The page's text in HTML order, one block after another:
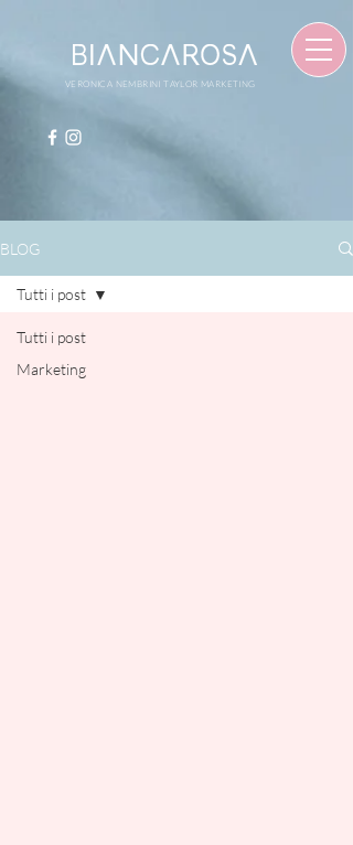
VERONICA NEMBRINI TAYLOR MARKETING
BLOG
Tutti i post
Marketing
Tutti i post